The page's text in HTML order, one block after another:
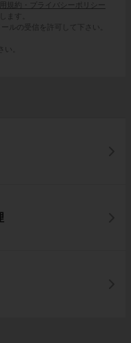
用規約・プライバシーポリシー
ます。
ルの受信を許可して下さい。
い。